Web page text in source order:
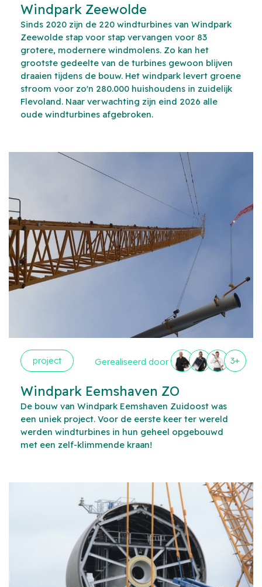
Windpark Zeewolde
Sinds 2020 zijn de 220 windturbines van Windpark
Zeewolde stap voor stap vervangen voor 83
grotere, modernere windmolens. Zo kan het
grootste gedeelte van de turbines gewoon blijven
draaien tijdens de bouw. Het windpark levert groene
stroom voor zo'n 280.000 huishoudens in zuidelijk
Flevoland. Naar verwachting zijn eind 2026 alle
oude windturbines afgebroken.
project Gerealiseerd door 3+
Windpark Eemshaven ZO
De bouw van Windpark Eemshaven Zuidoost was
een uniek project. Voor de eerste keer ter wereld
werden windturbines in hun geheel opgebouwd
met een zelf-klimmende kraan!